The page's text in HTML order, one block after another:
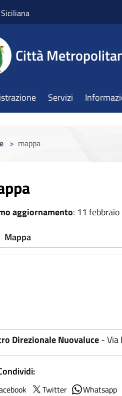
Città
Servizi
> mappa
aggiornamento: 11
Mappa
Direzionale Nuovaluce- Via
Twitter Whatsapp